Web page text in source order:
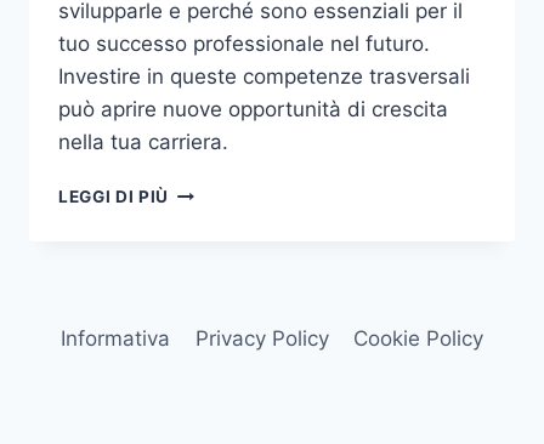
svilupparle e perché sono essenziali per il
tuo successo professionale nel futuro.
Investire in queste competenze trasversali
può aprire nuove opportunità di crescita
nella tua carriera.
LEGGI DI PIÙ IL
MERCATO
Informativa Privacy Policy Cookie Policy